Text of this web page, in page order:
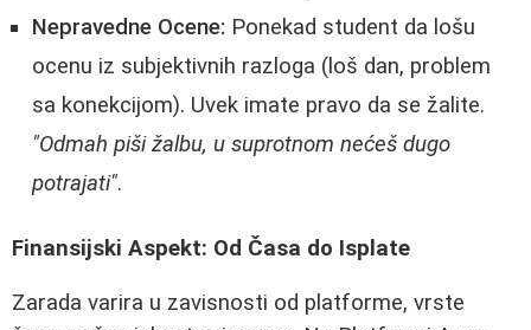
Nepravedne Ocene: Ponekad student da lošu
ocenu iz subjektivnih razloga (loš dan, problem
sa konekcijom). Uvek imate pravo da se žalite.
"Odmah piši žalbu, u suprotnom nećeš dugo
potrajati".
Finansijski Aspekt: Od Časa do Isplate
Zarada varira u zavisnosti od platforme, vrste